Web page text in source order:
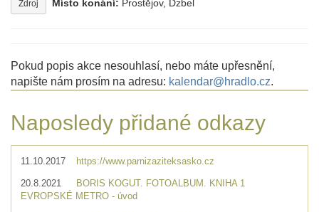
Zdroj Místo konání: Prostějov, Dzbel
Pokud popis akce nesouhlasí, nebo máte upřesnění,
napište nám prosím na adresu: kalendar@hradlo.cz.
Naposledy přidané odkazy
11.10.2017 https://www.parnizaziteksasko.cz
20.8.2021
BORIS KOGUT. FOTOALBUM. KNIHA 1
EVROPSKÉ METRO - úvod